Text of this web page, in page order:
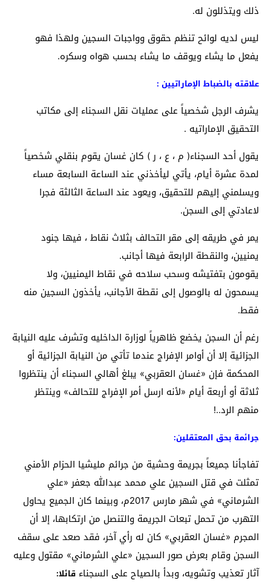
ذلك ويتذللون له.
ليس لديه لوائح تنظم حقوق وواجبات السجين ولهذا فهو
يفعل ما يشاء ويوقف ما يشاء بحسب هواه وسكره.
علاقته بالضباط الإماراتيين :
يشرف الرجل شخصياً على عمليات نقل السجناء إلى مكاتب
التحقيق الإماراتيه .
يقول أحد السجناء( م ، ع ، ر ) كان غسان يقوم بنقلي شخصياً
لمدة عشرة أيام، يأتي ليأخذني عند الساعة السابعة مساء
ويسلمني إليهم للتحقيق، ويعود عند الساعة الثالثة فجرا
لاعادتي إلى السجن.
يمر في طريقه إلى مقر التحالف بثلاث نقاط ، فيها جنود
يمنيين، والنقطة الرابعة فيها أجانب.
يقومون بتفتيشه وسحب سلاحه في نقاط اليمنيين، ولا
يسمحون له بالوصول إلى نقطة الأجانب، يأخذون السجين منه
فقط.
رغم أن السجن يخضع ظاهرياً لوزارة الداخليه وتشرف عليه النيابة
الجزائية إلا أن أوامر الإفراج عندما تأتي من النيابة الجزائية أو
المحكمة فإن «غسان العقربي» يبلغ أهالي السجناء أن ينتظروا
ثلاثة أو أربعة أيام «لأنه ارسل أمر الإفراج للتحالف» وينتظر
منهم الرد..!
جرائمة بحق المعتقلين:
تفاجأنا جميعاً بجريمة وحشية من جرائم مليشيا الحزام الأمني
تمثلت في قتل السجين علي محمد عبدالله جعفر «علي
الشرماني» في شهر مارس 2017م، وبينما كان الجميع يحاول
التهرب من تحمل تبعات الجريمة والتنصل من ارتكابها، إلا أن
المجرم «غسان العقربي» كان له رأي آخر، فقد صعد على سقف
السجن وقام بعرض صور السجين «علي الشرماني» مقتول وعليه
آثار تعذيب وتشويه، وبدأ بالصياح على السجناء قائلا: